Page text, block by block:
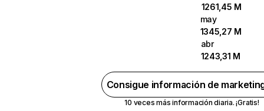
1261,45 M
may
1345,27 M
abr
1243,31 M
Consigue información de
10 veces más información diaria. ¡Gratis!